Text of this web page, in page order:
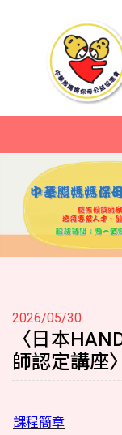
2026/05/30
〈日本
師認定講座〉
課程簡章